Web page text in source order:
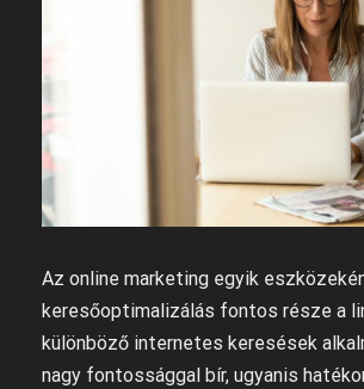
Az online marketing egyik
keresőoptimalizálás fontos része a
különböző internetes keresések
nagy fontossággal bír, ugyanis